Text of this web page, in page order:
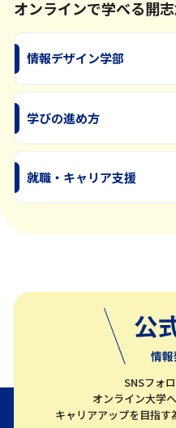
オンラインで学べる開
情報デザイン学部
学びの進め方
就職・キャリア支援
SNSフォ
オンライン大学
キャリアアップを目指す